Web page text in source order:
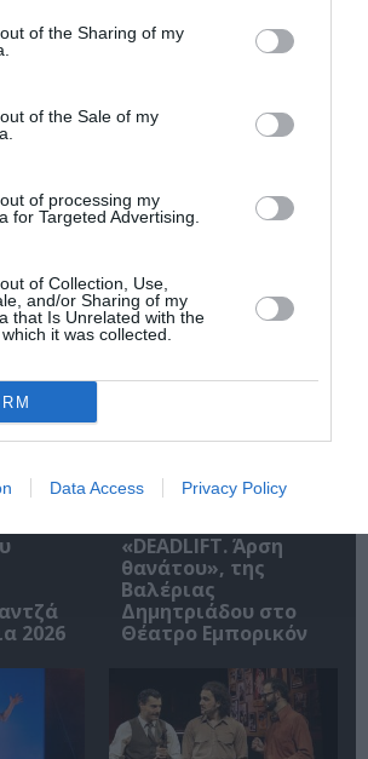
of the Sharing of my
of the Sale of my
of processing my
for Targeted Advertising.
of Collection, Use,
and/or Sharing of my
that Is Unrelated with the
it was collected.
Data Access Privacy Policy
Πολιτισμό!
το Culturenow.gr
Σχετικά Άρθρα
2026
«DEADLIFT. Άρση
θανάτου», της
Βαλέριας
Δημητριάδου στο
Θέατρο Εμπορικόν